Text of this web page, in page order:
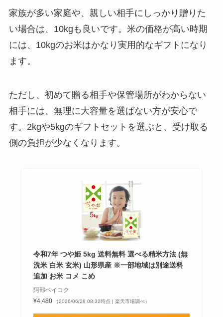
家族が多い家庭や、親しい相手にしっかり贈りた
い場合は、10kgも良いです。米の価格が高い時期
には、10kgのお米はかなり実用的なギフトになり
ます。
ただし、初めて贈る相手や保管場所がわからない
相手には、無理に大容量を選ばない方が安心で
す。2kgや5kgのギフトセットを選ぶと、受け取る
側の負担が少なくなります。
令和7年 つや姫 5kg 送料無料 選べる精米方法 (無
洗米 白米 玄米) 山形県産 ※一部地域は別途送料
追加 お米 コメ こめ
阿部ベイコク
¥4,480
（2026/06/28 08:32時点 | 楽天市場調べ）